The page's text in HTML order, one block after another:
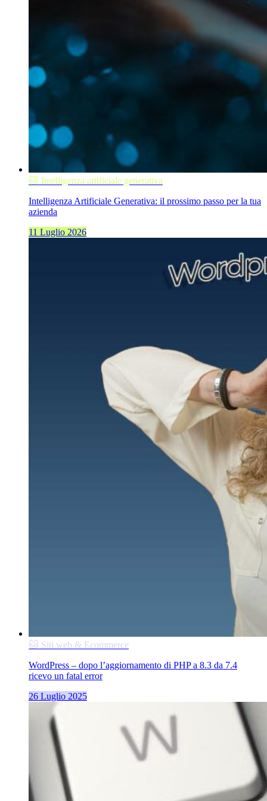
🐱 Intelligenza artificiale generativa
Intelligenza Artificiale Generativa: il prossimo passo per la tua
azienda
11 Luglio 2026
🐱 Siti web & Ecommerce
WordPress – dopo l’aggiornamento di PHP a 8.3 da 7.4
ricevo un fatal error
26 Luglio 2025